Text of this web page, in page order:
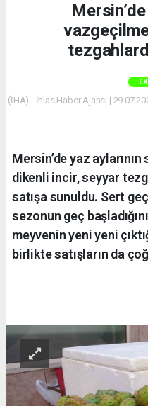
(İHA) - İhlas Haber Ajansı |
Mersin’de yaz
dikenli incir, seyyar
satışa sunuldu. Sert
sezonun geç
meyvenin yeni yeni
birlikte satışların da